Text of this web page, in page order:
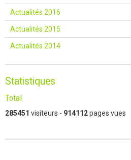
Actualités 2016
Actualités 2015
Actualités 2014
Statistiques
Total
285451 visiteurs - 914112pages vues